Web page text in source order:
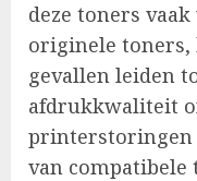
deze toners
originele toners,
gevallen leiden
afdrukkwaliteit
printerstoringen
van compatibele